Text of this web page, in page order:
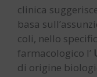
clinica
basa
coli, nello
farmacologico l’
di origine